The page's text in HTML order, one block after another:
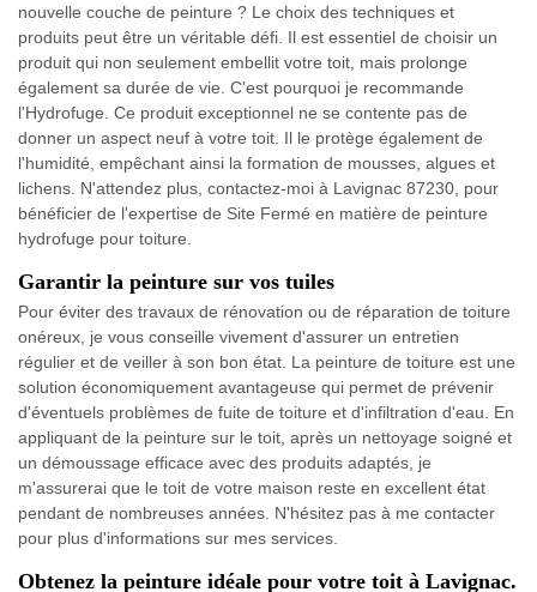
nouvelle couche de peinture ? Le choix des techniques et
produits peut être un véritable défi. Il est essentiel de choisir un
produit qui non seulement embellit votre toit, mais prolonge
également sa durée de vie. C'est pourquoi je recommande
l'Hydrofuge. Ce produit exceptionnel ne se contente pas de
donner un aspect neuf à votre toit. Il le protège également de
l'humidité, empêchant ainsi la formation de mousses, algues et
lichens. N'attendez plus, contactez-moi à Lavignac 87230, pour
bénéficier de l'expertise de Site Fermé en matière de peinture
hydrofuge pour toiture.
Garantir la peinture sur vos tuiles
Pour éviter des travaux de rénovation ou de réparation de toiture
onéreux, je vous conseille vivement d'assurer un entretien
régulier et de veiller à son bon état. La peinture de toiture est une
solution économiquement avantageuse qui permet de prévenir
d'éventuels problèmes de fuite de toiture et d'infiltration d'eau. En
appliquant de la peinture sur le toit, après un nettoyage soigné et
un démoussage efficace avec des produits adaptés, je
m'assurerai que le toit de votre maison reste en excellent état
pendant de nombreuses années. N'hésitez pas à me contacter
pour plus d'informations sur mes services.
Obtenez la peinture idéale pour votre toit à Lavignac.